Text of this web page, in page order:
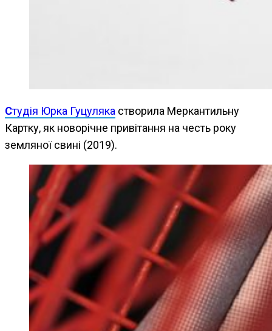
Студія Юрка Гуцуляка створила Меркантильну
Картку, як новорічне привітання на честь року
земляної свині (2019).